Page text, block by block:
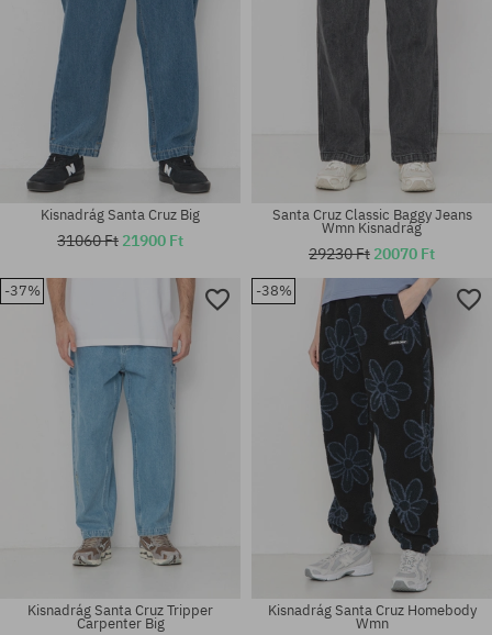
Elérhető méretek:
30; 32; 34
Elérhető méretek:
Kisnadrág Santa Cruz Big
31060 Ft 21900 Ft
Santa Cruz Classic Baggy Jeans
Wmn Kisnadrág
29230 Ft 20070 Ft
-37%
Kisnadrág Santa Cruz Tripper
Carpenter Big
-38%
Kisnadrág Santa Cruz Homebody
Wmn